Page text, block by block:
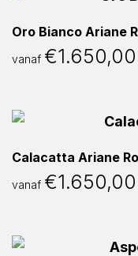
Oro Bianco Ariane
vanaf €1.650,00
Calacatta Ariane
vanaf €1.650,00